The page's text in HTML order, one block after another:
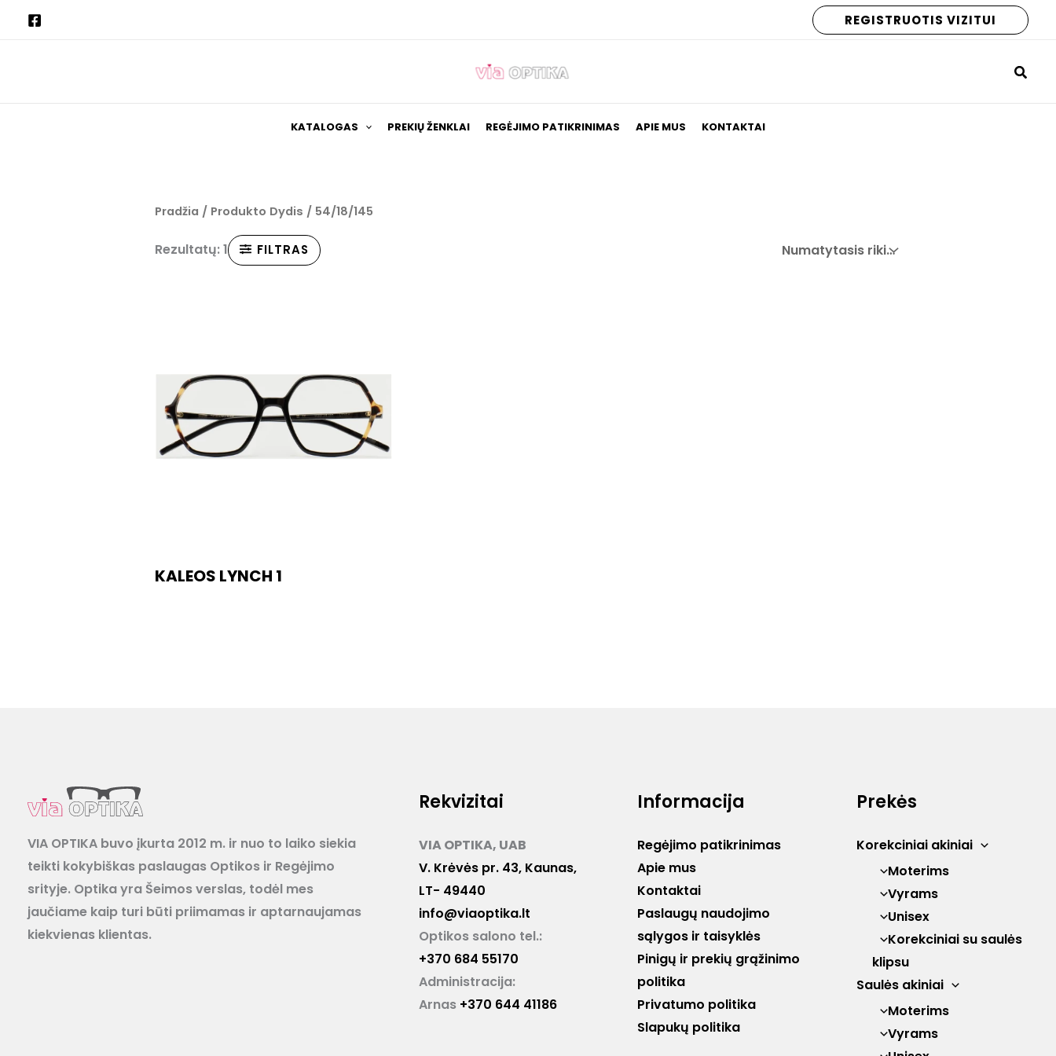
Pereiti
REGISTRUOTIS VIZITUI
KATALOGAS PREKIŲ ŽENKLAI REGĖJIMO PATIKRINIMAS APIE MUS KONTAKTAI
Pradžia / Produkto Dydis / 54/18/145
Rezultatų: 1 FILTRAS
KALEOS LYNCH 1
VIA OPTIKA buvo įkurta 2012 m. ir nuo to laiko siekia
teikti kokybiškas paslaugas Optikos ir Regėjimo
srityje. Optika yra Šeimos verslas, todėl mes
jaučiame kaip turi būti priimamas ir aptarnaujamas
kiekvienas klientas.
Rekvizitai
VIA OPTIKA, UAB
V. Krėvės pr. 43, Kaunas,
LT- 49440
info@viaoptika.lt
Optikos salono tel.:
+370 684 55170
Administracija:
Arnas +370 644 41186
Informacija
Regėjimo patikrinimas
Apie mus
Kontaktai
Paslaugų naudojimo
sąlygos ir taisyklės
Pinigų ir prekių grąžinimo
politika
Privatumo politika
Slapukų politika
Prekės
Korekciniai akiniai
Moterims
Vyrams
Unisex
Korekciniai su saulės
klipsu
Saulės akiniai
Moterims
Vyrams